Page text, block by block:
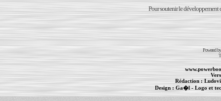
Pour soutenir le développement
Powered
Rédaction :
Design :Ga�l- Logo et
PowerBook